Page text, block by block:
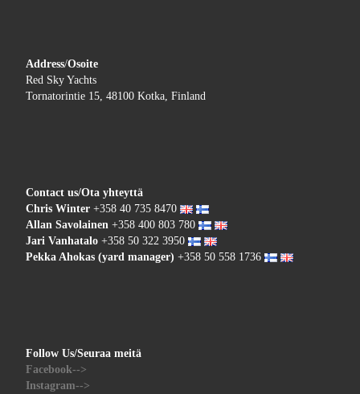
Address/Osoite
Red Sky Yachts
Tornatorintie 15, 48100 Kotka, Finland
Contact us/Ota yhteyttä
Chris Winter+358 40 735 8470
Allan Savolainen+358 400 803 780
Jari Vanhatalo+358 50 322 3950
Pekka Ahokas (yard manager) +358 50 558 1736
Follow Us/Seuraa meitä
Facebook-->
Instagram-->